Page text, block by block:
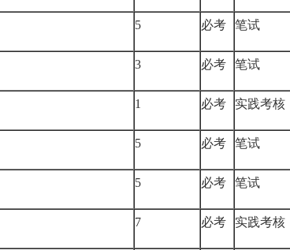
5 必考 笔试
3 必考 笔试
1 必考 实践考核
5 必考 笔试
5 必考 笔试
7 必考 实践考核